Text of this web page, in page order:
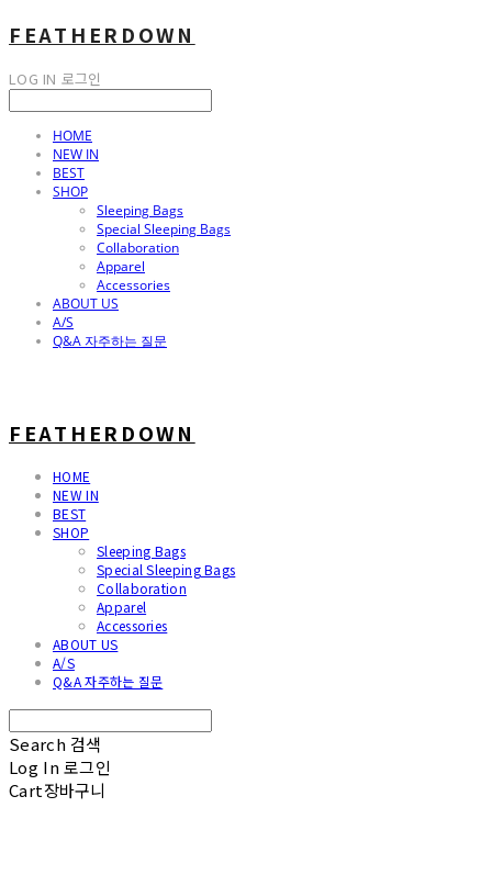
FEATHERDOWN
LOG IN 로그인
HOME
NEW IN
BEST
SHOP
Sleeping Bags
Special Sleeping Bags
Collaboration
Apparel
Accessories
ABOUT US
A/S
Q&A 자주하는 질문
FEATHERDOWN
HOME
NEW IN
BEST
SHOP
Sleeping Bags
Special Sleeping Bags
Collaboration
Apparel
Accessories
ABOUT US
A/S
Q&A 자주하는 질문
Search 검색
Log In 로그인
Cart장바구니